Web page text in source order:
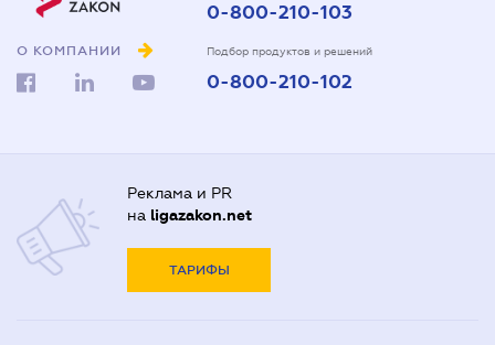
О КОМПАНИИ
0-800-210-103
Подбор продуктов и решений
0-800-210-102
Реклама и PR
на ligazakon.net
ТАРИФЫ